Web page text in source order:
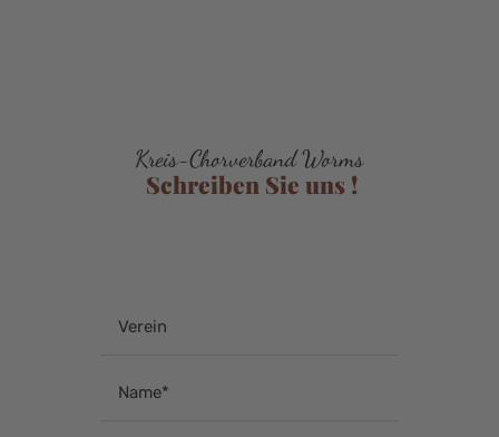
Kreis-Chorverband Worms
Schreiben Sie uns !